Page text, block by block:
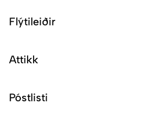
Flýtileiðir
Attikk
Póstlisti